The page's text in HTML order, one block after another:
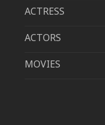
ACTRESS
ACTORS
MOVIES